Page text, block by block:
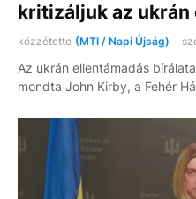
kritizáljuk az
közzétette (MTI / Napi Újság) -
Az ukrán ellentámadás
mondta John Kirby, a Fehér